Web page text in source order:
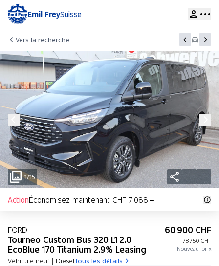
Emil FreySuisse
Vers la recherche
1/15
ActionÉconomisez maintenant CHF 7 088.–
FORD
Tourneo Custom Bus 320 L1 2.0
EcoBlue 170 Titanium 2.9% Leasing
Véhicule neuf | DieselTous les détails
60 900 CHF
78 750 CHF
Nouveau prix